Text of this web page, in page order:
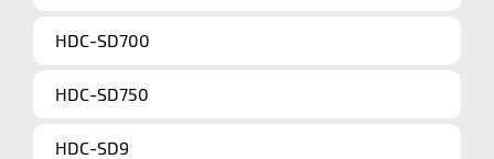
HDC-SD700
HDC-SD750
HDC-SD9